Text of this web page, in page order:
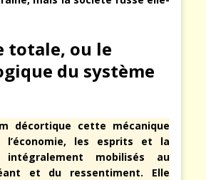
totale, ou le
du système
décortique cette mécanique
l’économie, les esprits et la
mobilisés au
et du ressentiment. Elle